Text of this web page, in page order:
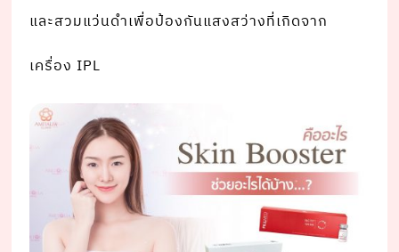
และสวมแว่นดําเพื่อป้องกันแสงสว่างที่เกิดจาก
เครื่อง IPL